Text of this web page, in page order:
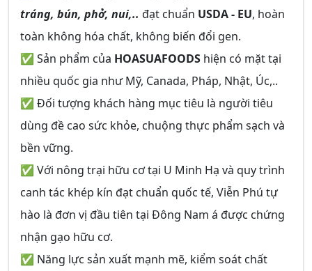
tráng, bún, phở, nui,.. đạt chuẩn USDA - EU, hoàn
toàn không hóa chất, không biến đổi gen.
✅ Sản phẩm của HOASUAFOODS hiện có mặt tại
nhiều quốc gia như Mỹ, Canada, Pháp, Nhật, Úc,..
✅ Đối tượng khách hàng mục tiêu là người tiêu
dùng đề cao sức khỏe, chuộng thực phẩm sạch và
bền vững.
✅ Với nông trại hữu cơ tại U Minh Hạ và quy trình
canh tác khép kín đạt chuẩn quốc tế, Viễn Phú tự
hào là đơn vị đầu tiên tại Đông Nam á được chứng
nhận gạo hữu cơ.
✅ Năng lực sản xuất mạnh mẽ, kiểm soát chất